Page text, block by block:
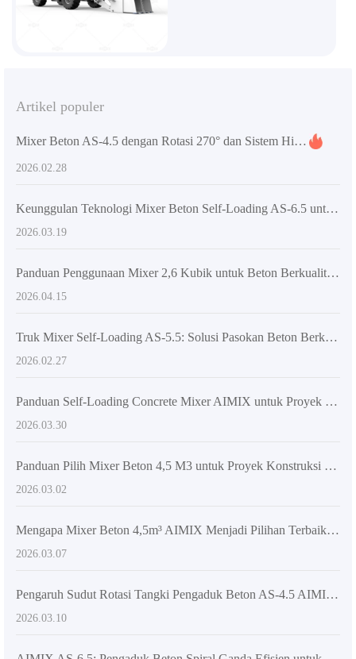
Artikel populer
Mixer Beton AS-4.5 dengan Rotasi 270° dan Sistem Hidraulik – Teknologi Pembongkaran Presisi Multi-Sudut untuk Konstruksi Efisien
2026.02.28
Keunggulan Teknologi Mixer Beton Self-Loading AS-6.5 untuk Konstruksi Gedung Super Tinggi - AIMIX
2026.03.19
Panduan Penggunaan Mixer 2,6 Kubik untuk Beton Berkualitas AIMIX - Teknik Pencampuran Beton Terpercaya
2026.04.15
Truk Mixer Self-Loading AS-5.5: Solusi Pasokan Beton Berkelanjutan untuk Proyek Konstruksi Besar
2026.02.27
Panduan Self-Loading Concrete Mixer AIMIX untuk Proyek Pedesaan: Tingkatkan Efisiensi & Presisi Pencampuran
2026.03.30
Panduan Pilih Mixer Beton 4,5 M3 untuk Proyek Konstruksi Menengah | Efisiensi & Fleksibilitas Terbaik
2026.03.02
Mengapa Mixer Beton 4,5m³ AIMIX Menjadi Pilihan Terbaik untuk Proyek Konstruksi Menengah di Pasar Luar Negeri
2026.03.07
Pengaruh Sudut Rotasi Tangki Pengaduk Beton AS-4.5 AIMIX untuk Akurasi Pengecoran Optimal
2026.03.10